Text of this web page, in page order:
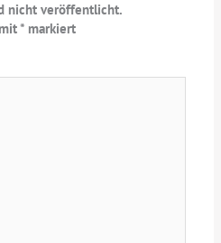
nicht veröffentlicht.
* markiert